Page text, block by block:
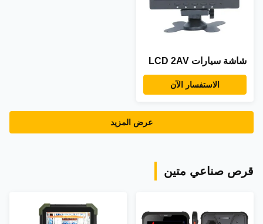
شاشة سيارات LCD 2AV
الاستفسار الآن
عرض المزيد
قرص صناعي متين